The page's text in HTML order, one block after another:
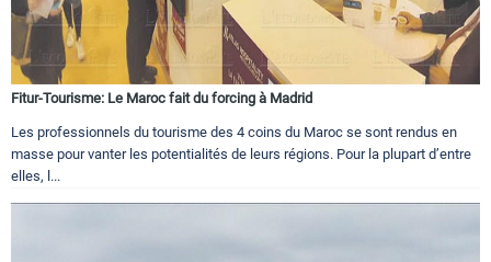
Fitur-Tourisme: Le Maroc fait du forcing à Madrid
Les professionnels du tourisme des 4 coins du Maroc se sont rendus en
masse pour vanter les potentialités de leurs régions. Pour la plupart d’entre
elles, l...